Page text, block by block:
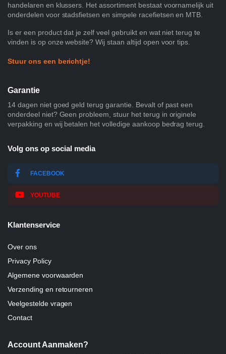
handelaren en klussers. Het assortiment bestaat voornamelijk uit
onderdelen voor stadsfietsen en simpele racefietsen en MTB.
Is er een product dat je zelf veel gebruikt en wat niet terug te
vinden is op onze website? Wij staan altijd open voor tips.
Stuur ons een berichtje!
Garantie
14 dagen niet goed geld terug garantie. Bevalt of past een
onderdeel niet? Geen probleem, stuur het terug in originele
verpakking en wij betalen het volledige aankoop bedrag terug.
Volg ons op social media
FACEBOOK
YOUTUBE
Klantenservice
Over ons
Privacy Policy
Algemene voorwaarden
Verzending en retourneren
Veelgestelde vragen
Contact
Account Aanmaken?